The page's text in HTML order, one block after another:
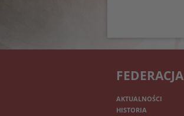
FEDERACJA
AKTUALNOŚCI
HISTORIA